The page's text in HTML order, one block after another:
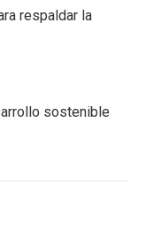
respaldar la
sostenible